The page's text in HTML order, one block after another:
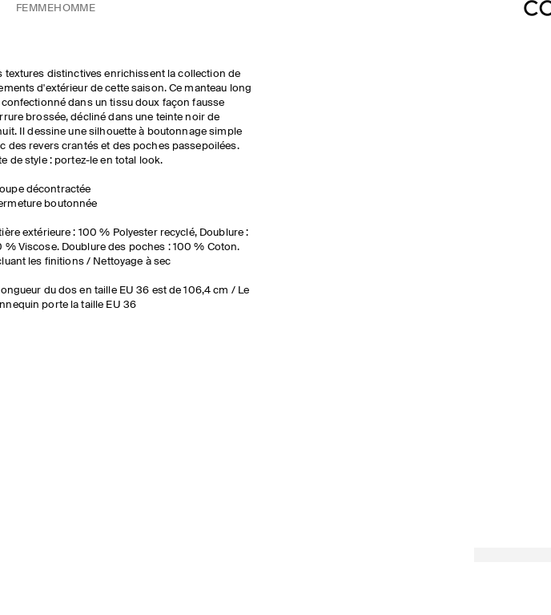
FEMMEHOMME
textures distinctives enrichissent la collection de
d'extérieur de cette saison. Ce manteau long
dans un tissu doux façon fausse
brossée, décliné dans une teinte noir de
Il dessine une silhouette à boutonnage simple
des revers crantés et des poches passepoilées.
de style : portez-le en total look.
décontractée
boutonnée
extérieure : 100 % Polyester recyclé, Doublure :
% Viscose. Doublure des poches : 100 % Coton.
les finitions / Nettoyage à sec
du dos en taille EU 36 est de 106,4 cm / Le
porte la taille EU 36